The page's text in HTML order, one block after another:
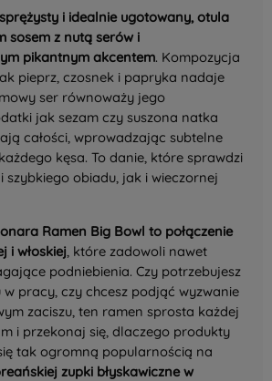
i idealnie ugotowany, otula
sosem z nutą serów i
pikantnym akcentem. Kompozycja
pieprz, czosnek i papryka nadaje
ser równoważy jego
jak sezam czy suszona natka
całości, wprowadzając subtelne
kęsa. To danie, które sprawdzi
szybkiego obiadu, jak i wieczornej
Ramen Big Bowl to połączenie
i włoskiej , które zadowoli nawet
podniebienia. Czy potrzebujesz
w pracy, czy chcesz podjąć wyzwanie
zaciszu, ten ramen sprosta każdej
i przekonaj się, dlaczego produkty
tak ogromną popularnością na
zupki błyskawiczne w